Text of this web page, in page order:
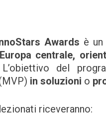
Awards è
centrale,
L’obiettivo del
in soluzioni o
riceveranno: